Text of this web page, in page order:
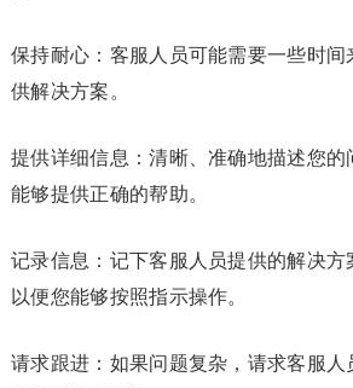
保持耐心：客服人员可能需要一些时间
供解决方案。
提供详细信息：清晰、准确地描述您的
能够提供正确的帮助。
记录信息：记下客服人员提供的解决方
以便您能够按照指示操作。
请求跟进：如果问题复杂，请求客服人